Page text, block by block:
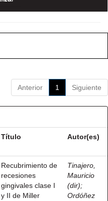
Anterior 1 Siguiente
Título Autor(es)
Recubrimiento de
recesiones
gingivales clase I
y II de Miller
Tinajero,
Mauricio
(dir);
Ordóñez